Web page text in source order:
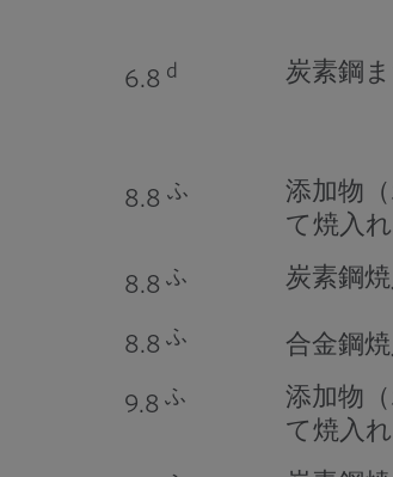
6.8 d 炭素鋼
8.8 ふ
添加物
て焼入
8.8 ふ 炭素鋼
8.8 ふ 合金鋼
9.8 ふ
添加物
て焼入